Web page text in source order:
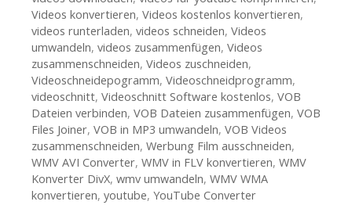
Videos konvertieren, Videos kostenlos konvertieren,
videos runterladen, videos schneiden, Videos
umwandeln, videos zusammenfügen, Videos
zusammenschneiden, Videos zuschneiden,
Videoschneidepogramm, Videoschneidprogramm,
videoschnitt, Videoschnitt Software kostenlos, VOB
Dateien verbinden, VOB Dateien zusammenfügen, VOB
Files Joiner, VOB in MP3 umwandeln, VOB Videos
zusammenschneiden, Werbung Film ausschneiden,
WMV AVI Converter, WMV in FLV konvertieren, WMV
Konverter DivX, wmv umwandeln, WMV WMA
konvertieren, youtube, YouTube Converter